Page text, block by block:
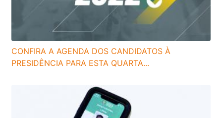
CONFIRA A AGENDA DOS CANDIDATOS À
PRESIDÊNCIA PARA ESTA QUARTA...